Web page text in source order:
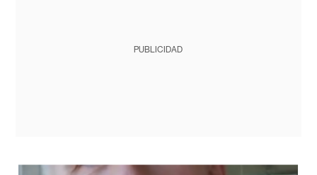
PUBLICIDAD